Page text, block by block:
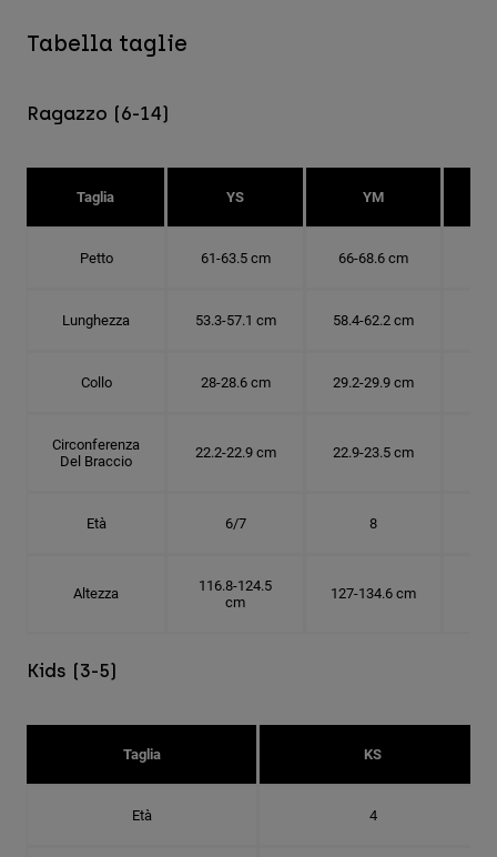
Tabella taglie
Ragazzo (6-14)
Taglia YS YM
Petto 61-63.5 cm 66-68.6 cm
Lunghezza 53.3-57.1 cm 58.4-62.2 cm
Collo 28-28.6 cm 29.2-29.9 cm
Circonferenza
Del Braccio
22.2-22.9 cm 22.9-23.5 cm
Età 6/7 8
Altezza
116.8-124.5
cm
127-134.6 cm
Kids (3-5)
Taglia KS
Età 4